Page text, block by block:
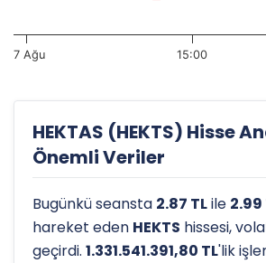
7 Ağu 15:00
HEKTAS (HEKTS) Hisse
Önemli Veriler
Bugünkü seansta 2.87 TLile 2.99
hareket eden HEKTS hissesi,
geçirdi. 1.331.541.391,80 TL'lik